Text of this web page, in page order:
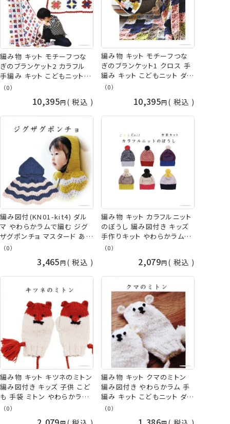
編み物 キット モチーフつな
ぎのブランケット2 カラフル
手編み キット こどもニット ダ
ルマ ykt 手芸の山久
（0）
10,395 税込
編み物 キット モチーフつな
ぎのブランケット1 クロス 手
編み キット こどもニット ダル
マ ykt 手芸の山久
（0）
10,395 税込
編み図付(KN01-kit4) ダル
マ やわらかラムで編む ジグ
ザグポンチョ マスタード あい
色 手編み キット こどもニッ
（0）
3,465 税込
編み物 キット カラフルニット
のぼうし 編み図付き キッズ
手作りキット やわらかラムで
編む こども 手編み キット 帽
（0）
2,079 税込
編み物 キット キツネのミトン
編み図付き キッズ 子供 こど
も 手袋 ミトン やわらかラム
手編み キット セット 棒針 編
（0）
編み物 キット クマのミトン
編み図付き やわらかラム 手
編み キット こどもニット ダル
マ ykt 手芸の山久
（0）